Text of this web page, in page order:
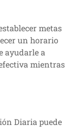
metas
un horario
ayudarle a
mientras
Diaria puede